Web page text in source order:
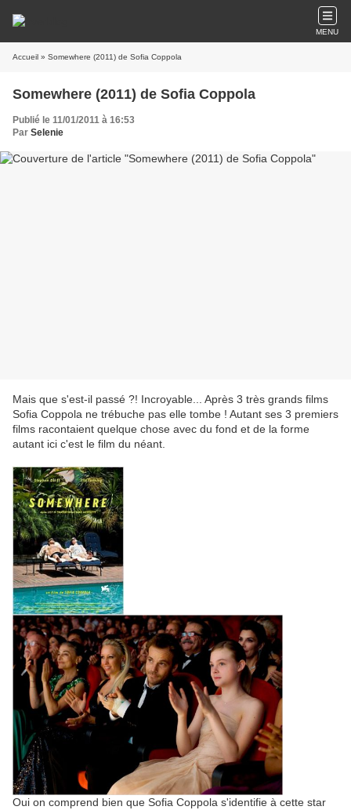
MENU
Accueil » Somewhere (2011) de Sofia Coppola
Somewhere (2011) de Sofia Coppola
Publié le 11/01/2011 à 16:53
Par Selenie
Mais que s'est-il passé ?! Incroyable... Après 3 très grands films
Sofia Coppola ne trébuche pas elle tombe ! Autant ses 3 premiers
films racontaient quelque chose avec du fond et de la forme
autant ici c'est le film du néant.
Oui on comprend bien que Sofia Coppola s'identifie à cette star